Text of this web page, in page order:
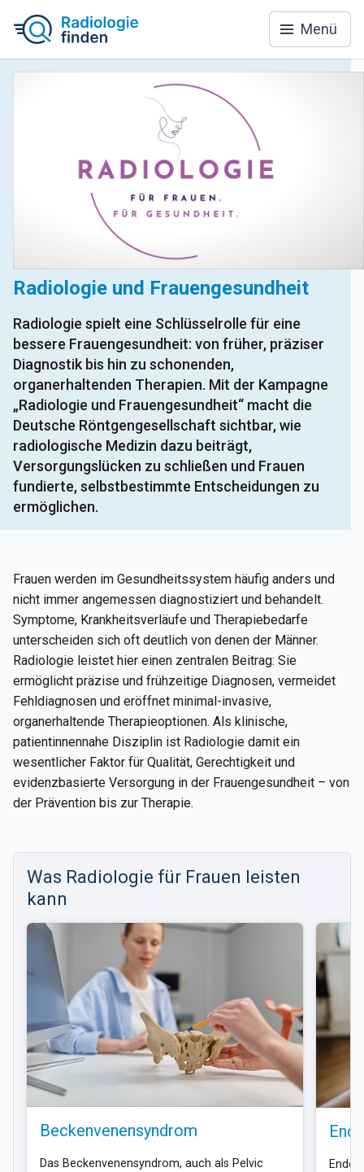
Menü
Radiologie und Frauengesundheit
Radiologie spielt eine Schlüsselrolle für eine
bessere Frauengesundheit: von früher, präziser
Diagnostik bis hin zu schonenden,
organerhaltenden Therapien. Mit der Kampagne
„Radiologie und Frauengesundheit“ macht die
Deutsche Röntgengesellschaft sichtbar, wie
radiologische Medizin dazu beiträgt,
Versorgungslücken zu schließen und Frauen
fundierte, selbstbestimmte Entscheidungen zu
ermöglichen.
Frauen werden im Gesundheitssystem häufig anders und
nicht immer angemessen diagnostiziert und behandelt.
Symptome, Krankheitsverläufe und Therapiebedarfe
unterscheiden sich oft deutlich von denen der Männer.
Radiologie leistet hier einen zentralen Beitrag: Sie
ermöglicht präzise und frühzeitige Diagnosen, vermeidet
Fehldiagnosen und eröffnet minimal-invasive,
organerhaltende Therapieoptionen. Als klinische,
patientinnennahe Disziplin ist Radiologie damit ein
wesentlicher Faktor für Qualität, Gerechtigkeit und
evidenzbasierte Versorgung in der Frauengesundheit – von
der Prävention bis zur Therapie.
Was Radiologie für Frauen leisten
kann
Beckenvenensyndrom
Das Beckenvenensyndrom, auch als Pelvic